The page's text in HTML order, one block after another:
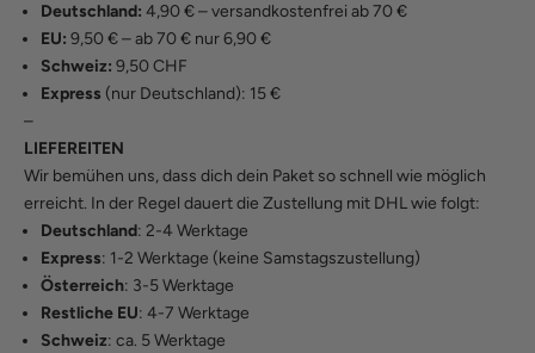
Deutschland: 4,90 € – versandkostenfrei ab 70 €
EU: 9,50 € – ab 70 € nur 6,90 €
Schweiz: 9,50 CHF
Express (nur Deutschland): 15 €
–
LIEFEREITEN
Wir bemühen uns, dass dich dein Paket so schnell wie möglich
erreicht. In der Regel dauert die Zustellung mit DHL wie folgt:
Deutschland: 2-4 Werktage
Express: 1-2 Werktage (keine Samstagszustellung)
Österreich: 3-5 Werktage
Restliche EU: 4-7 Werktage
Schweiz: ca. 5 Werktage